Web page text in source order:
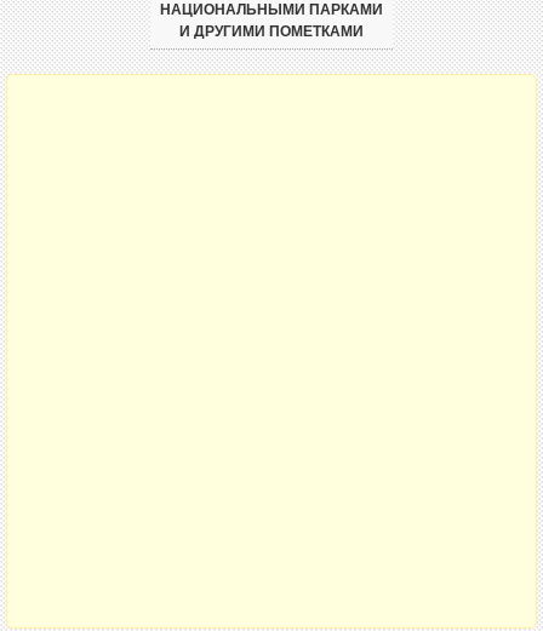
НАЦИОНАЛЬНЫМИ ПАРКАМИ
И ДРУГИМИ ПОМЕТКАМИ